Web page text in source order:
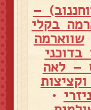
–
בקלי
שווארמה
– לאה
•